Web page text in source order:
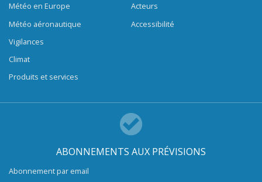
Météo en Europe
Météo aéronautique
Vigilances
Climat
Produits et services
Acteurs
Accessibilité
ABONNEMENTS AUX PRÉVISIONS
Abonnement par email